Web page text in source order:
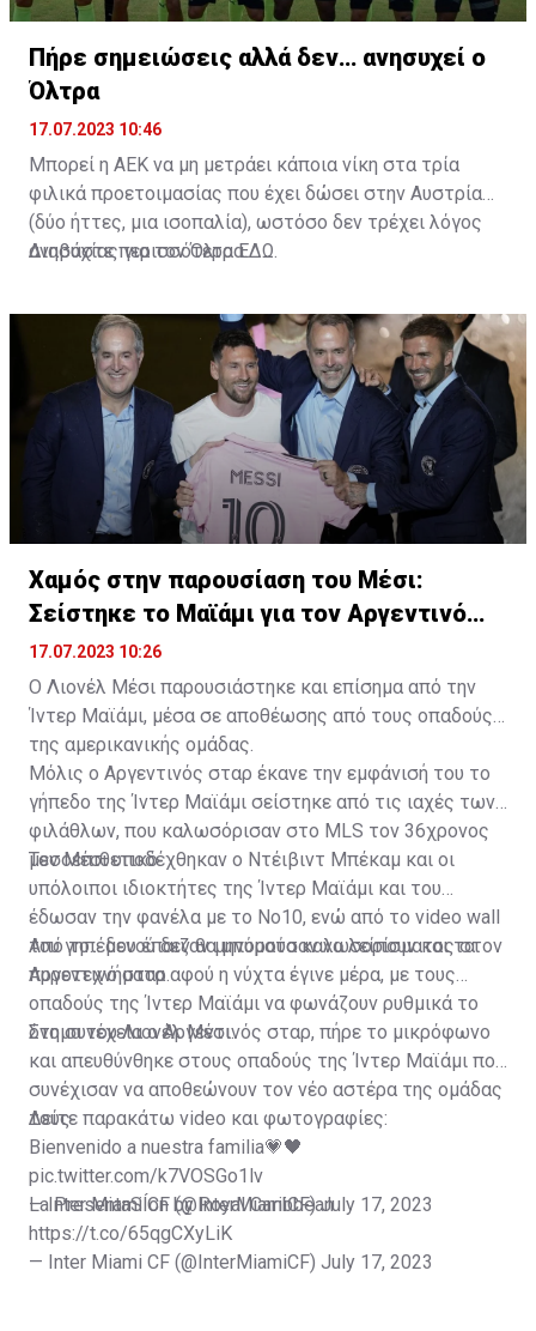
Πήρε σημειώσεις αλλά δεν… ανησυχεί ο
Όλτρα
17.07.2023 10:46
Μπορεί η ΑΕΚ να μη μετράει κάποια νίκη στα τρία
φιλικά προετοιμασίας που έχει δώσει στην Αυστρία
(δύο ήττες, μια ισοπαλία), ωστόσο δεν τρέχει λόγος
ανησυχίας για τον Όλτρα.
Διαβάστε περισσότεραΕΔΩ
Χαμός στην παρουσίαση του Μέσι:
Σείστηκε το Μαϊάμι για τον Αργεντινό
σταρ
17.07.2023 10:26
Ο Λιονέλ Μέσι παρουσιάστηκε και επίσημα από την
Ίντερ Μαϊάμι, μέσα σε αποθέωσης από τους οπαδούς
της αμερικανικής ομάδας.
Μόλις ο Αργεντινός σταρ έκανε την εμφάνισή του το
γήπεδο της Ίντερ Μαϊάμι σείστηκε από τις ιαχές των
φιλάθλων, που καλωσόρισαν στο MLS τον 36χρονος
μεσοεπιθετικό.
Τον Μέσι υποδέχθηκαν ο Ντέιβιντ Μπέκαμ και οι
υπόλοιποι ιδιοκτήτες της Ίντερ Μαϊάμι και του
έδωσαν την φανέλα με το Νο10, ενώ από το video wall
του γηπέδου έπαιζαν μηνύματα καλωσορίσματος στον
Αργεντινό σταρ.
Από το... μενού δεν θα μπορούσαν να λείπουν και τα
πυροτεχνήματα αφού η νύχτα έγινε μέρα, με τους
οπαδούς της Ίντερ Μαϊάμι να φωνάζουν ρυθμικά το
όνομα του Λιονέλ Μέσι.
Στη συνέχεια ο Αργεντινός σταρ, πήρε το μικρόφωνο
και απευθύνθηκε στους οπαδούς της Ίντερ Μαϊάμι που
συνέχισαν να αποθεώνουν τον νέο αστέρα της ομάδας
τους.
Δείτε παρακάτω video και φωτογραφίες:
Bienvenido a nuestra familia💗🖤
pic.twitter.com/k7VOSGo1lv
— Inter Miami CF (@InterMiamiCF)July 17, 2023
La PresentaSÍon by Royal Caribbean
https://t.co/65qgCXyLiK
— Inter Miami CF (@InterMiamiCF) July 17, 2023